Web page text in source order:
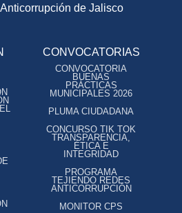
de Jalisco
CONVOCATORIAS
CONVOCATORIA
BUENAS
PRÁCTICAS
MUNICIPALES 2026
PLUMA CIUDADANA
CONCURSO TIK TOK
TRANSPARENCIA,
ÉTICA E
INTEGRIDAD
PROGRAMA
TEJIENDO REDES
ANTICORRUPCIÓN
MONITOR CPS